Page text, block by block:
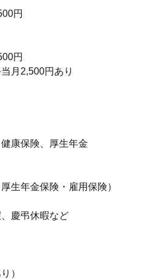
円
円
月2,500円あり
康保険、厚生年金
生年金保険・雇用保険）
慶弔休暇など
）